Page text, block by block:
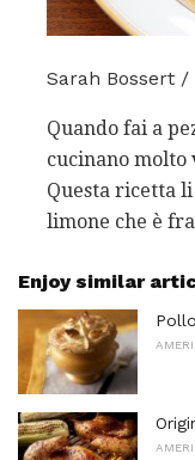
Sarah Bossert /
Quando fai a
cucinano molto
Questa ricetta
limone che è
Enjoy similar